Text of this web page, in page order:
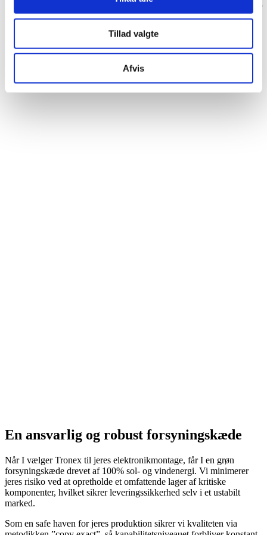
Tillad valgte
Afvis
i Danmark og via en problemfri overgang kan flyttes til vores fabrik
i Thailand, når volumen stiger. Dette sikrer jer den optimale balance
mellem teknisk nærhed og global omkostningseffektivitet.
En ansvarlig og robust forsyningskæde
Når I vælger Tronex til jeres elektronikmontage, får I en grøn
forsyningskæde drevet af 100% sol- og vindenergi. Vi minimerer
jeres risiko ved at opretholde et omfattende lager af kritiske
komponenter, hvilket sikrer leveringssikkerhed selv i et ustabilt
marked.
Som en safe haven for jeres produktion sikrer vi kvaliteten via